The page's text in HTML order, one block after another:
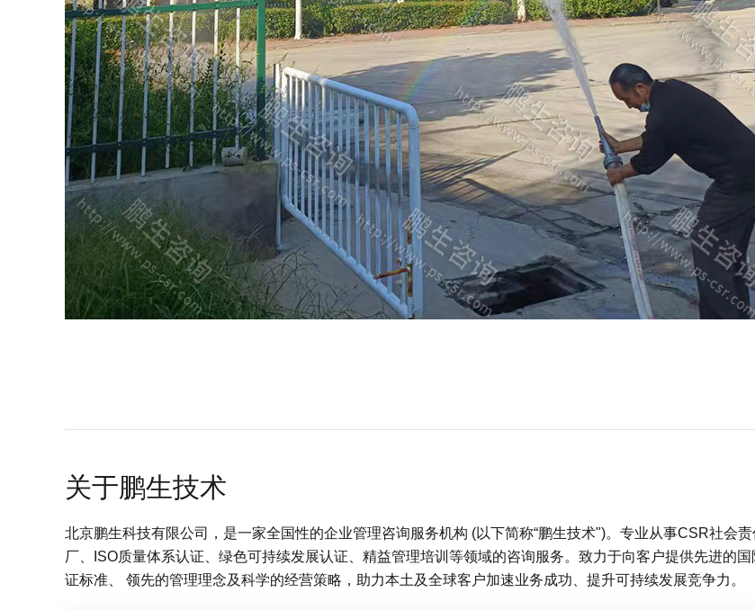
关于鹏生技术
北京鹏生科技有限公司，是一家全国性的企业管理咨询服务机构 (以下简称“鹏生技术")。专业从事CSR社会
厂、ISO质量体系认证、绿色可持续发展认证、精益管理培训等领域的咨询服务。致力于向客户提供先进的国
证标准、 领先的管理理念及科学的经营策略，助力本土及全球客户加速业务成功、提升可持续发展竞争力。